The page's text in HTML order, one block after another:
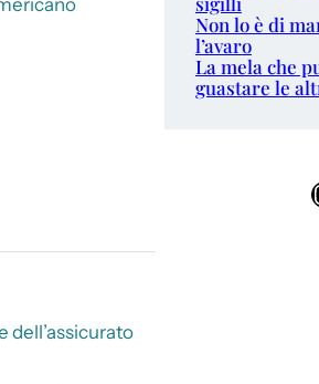
dell’assicurato
Non lo è di
l’avaro
La mela che
guastare le